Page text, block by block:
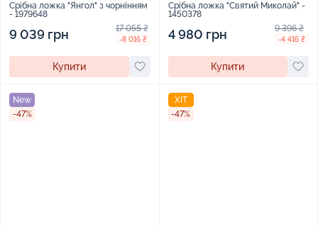
Срібна ложка "Янгол" з чорнінням
- 1979648
9 039 грн 17 055 ₴
-8 016 ₴
Купити
Срібна ложка "Святий Миколай" -
1450378
4 980 грн 9 396 ₴
-4 416 ₴
Купити
New
-47%
ХІТ
-47%